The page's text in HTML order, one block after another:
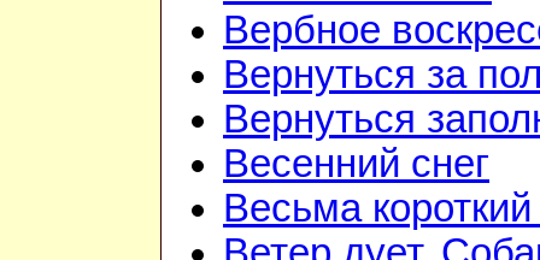
Вербное
Вернуться за
Вернуться
Весенний снег
Весьма